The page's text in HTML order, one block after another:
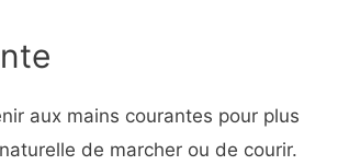
aux mains courantes pour plus
de marcher ou de courir.